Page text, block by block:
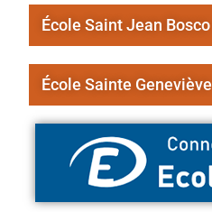
École Saint Jean Bosco
École Sainte Geneviève